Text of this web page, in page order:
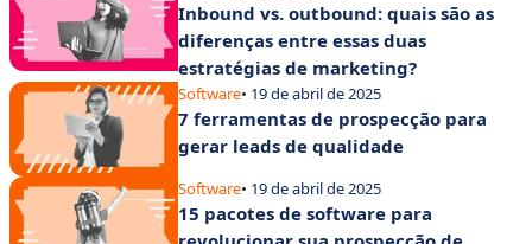
Inbound vs. outbound: quais são as
diferenças entre essas duas
estratégias de marketing?
Software• 19 de abril de 2025
7 ferramentas de prospecção para
gerar leads de qualidade
Software• 19 de abril de 2025
15 pacotes de software para